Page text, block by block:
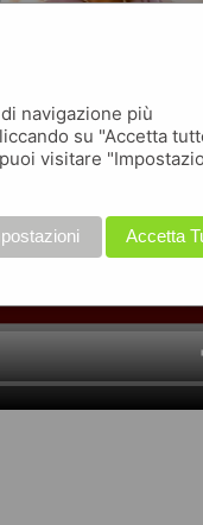
navigazione più
su "Accetta
visitare
Accetta